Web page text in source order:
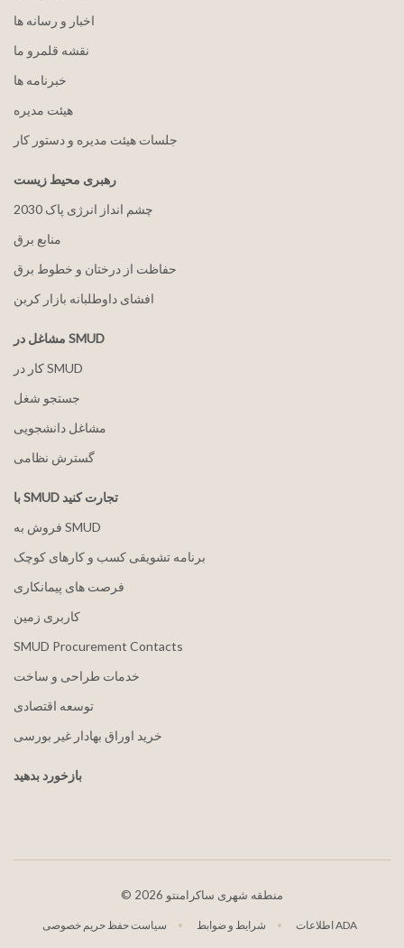
اخبار و رسانه ها
نقشه قلمرو ما
خبرنامه ها
هيئت مدیره
جلسات هیئت مدیره و دستور کار
رهبری محیط زیست
2030 چشم انداز انرژی پاک
منابع برق
حفاظت از درختان و خطوط برق
افشای داوطلبانه بازار کربن
مشاغل در SMUD
کار در SMUD
جستجو شغل
مشاغل دانشجویی
گسترش نظامی
با SMUD تجارت کنید
فروش به SMUD
برنامه تشویقی کسب و کارهای کوچک
فرصت های پیمانکاری
کاربری زمین
SMUD Procurement Contacts
خدمات طراحی و ساخت
توسعه اقتصادی
خرید اوراق بهادار غیر بورسی
بازخورد بدهید
© 2026 منطقه شهری ساکرامنتو
سیاست حفظ حریم خصوصی شرایط و ضوابط اطلاعات ADA